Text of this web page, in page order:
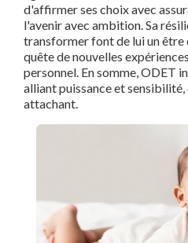
d'affirmer ses choix avec
l'avenir avec ambition. Sa
transformer font de lui un être
quête de nouvelles
personnel. En somme, ODET
alliant puissance et sensibilité,
attachant.